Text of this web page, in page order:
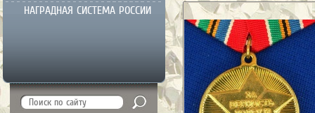
НАГРАДНАЯ СИСТЕМА РОССИИ